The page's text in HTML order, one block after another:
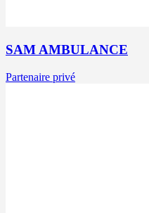
SAM AMBULANCE
Partenaire privé